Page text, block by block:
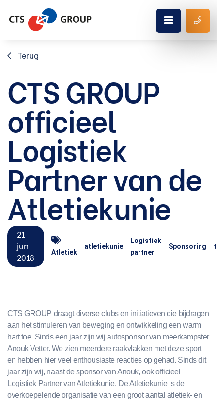
Terug
CTS GROUP
officieel
Logistiek
Partner van de
Atletiekunie
21
jun
2018
Atletiek
atletiekunie
Logistiek
partner
Sponsoring
CTS GROUP draagt diverse clubs en initiatieven die bijdragen
aan het stimuleren van beweging en ontwikkeling een warm
hart toe. Sinds een jaar zijn wij autosponsor van meerkampster
Anouk Vetter. We zien meerdere raakvlakken met deze sport
en hebben hier veel enthousiaste reacties op gehad. Sinds dit
jaar zijn wij, naast de sponsor van Anouk, ook officieel
Logistiek Partner van Atletiekunie. De Atletiekunie is de
overkoepelende organisatie van een groot aantal atletiek- en